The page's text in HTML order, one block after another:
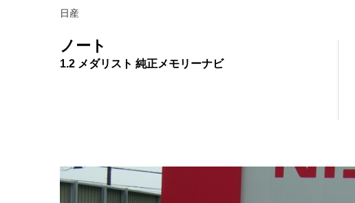
日産
ノート
1.2 メダリスト 純正メモリーナビ